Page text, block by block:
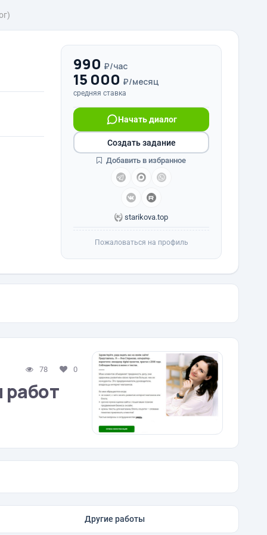
990 ₽/час
15 000 ₽/месяц
средняя ставка
Начать диалог
starikova.top
Создать задание
Добавить в избранное
Пожаловаться на профиль
78 0
Другие работы